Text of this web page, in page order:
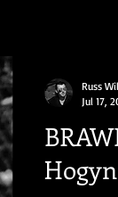
Russ
Jul 17,